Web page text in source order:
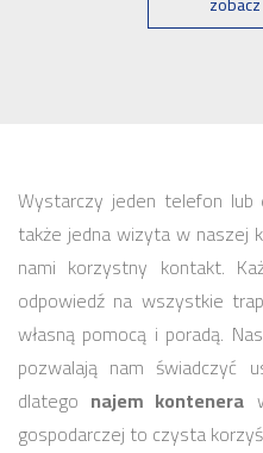
Wystarczy jeden telefon lub
także jedna wizyta w naszej
nami korzystny kontakt.
odpowiedź na wszystkie
własną pomocą i poradą.
pozwalają nam świadczyć
dlatego najem kontenera
gospodarczej to czysta